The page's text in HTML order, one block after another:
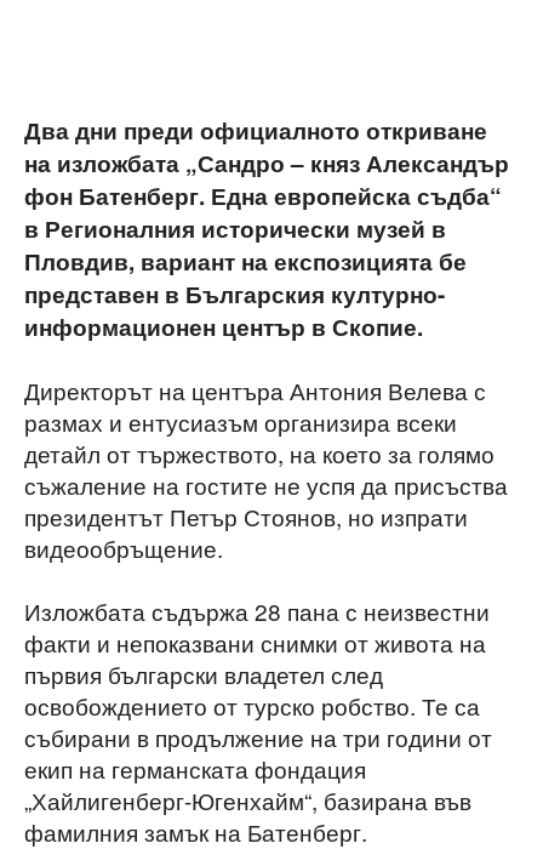
Два дни преди официалното откриване
на изложбата „Сандро – княз Александър
фон Батенберг. Една европейска съдба“
в Регионалния исторически музей в
Пловдив, вариант на експозицията бе
представен в Българския културно-
информационен център в Скопие.
Директорът на центъра Антония Велева с
размах и ентусиазъм организира всеки
детайл от тържеството, на което за голямо
съжаление на гостите не успя да присъства
президентът Петър Стоянов, но изпрати
видеообръщение.
Изложбата съдържа 28 пана с неизвестни
факти и непоказвани снимки от живота на
първия български владетел след
освобождението от турско робство. Те са
събирани в продължение на три години от
екип на германската фондация
„Хайлигенберг-Югенхайм“, базирана във
фамилния замък на Батенберг.